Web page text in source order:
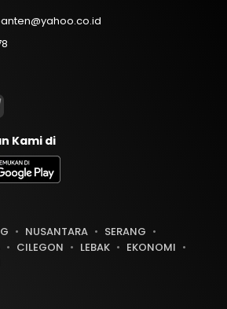
Kami di
NUSANTARA
SERANG
CILEGON LEBAK
EKONOMI